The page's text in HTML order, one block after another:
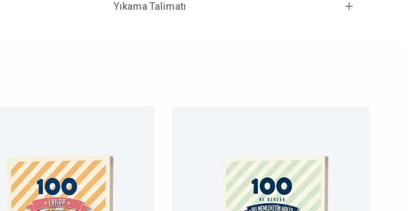
Yıkama Talimatı